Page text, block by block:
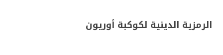
الرمزية الدينية لكوكبة أوريون